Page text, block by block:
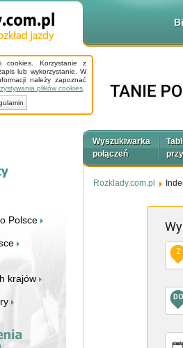
cookies. Korzystanie z
lub wykorzystanie. W
należy zapoznać
plików cookies
Polsce
krajów
Wyszukiwarka
połączeń
Rozklady.com.pl
Z
DO